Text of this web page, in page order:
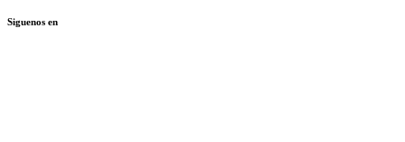
Siguenos en